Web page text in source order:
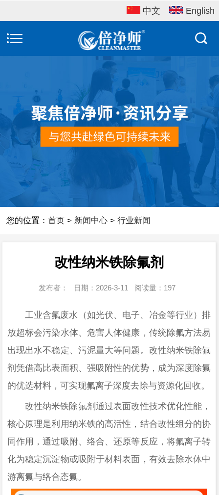
中文 English
您的位置：首页 > 新闻中心 >行业新闻
改性纳米铁除氟剂
发布者： 日期：2026-3-11 阅读量： 197
工业含氟废水（如光伏、电子、冶金等行业）排
放超标会污染水体、危害人体健康，传统除氟方法易
出现出水不稳定、污泥量大等问题。 改性纳米铁除氟
剂 凭借高比表面积、强吸附性的优势，成为深度除氟
的优选材料，可实现氟离子深度去除与资源化回收。
改性纳米铁除氟剂 通过表面改性技术优化性能，
核心原理是利用纳米铁的高活性，结合改性组分的协
同作用，通过吸附、络合、还原等反应，将氟离子转
化为稳定沉淀物或吸附于材料表面，有效去除水体中
游离氟与络合态氟。